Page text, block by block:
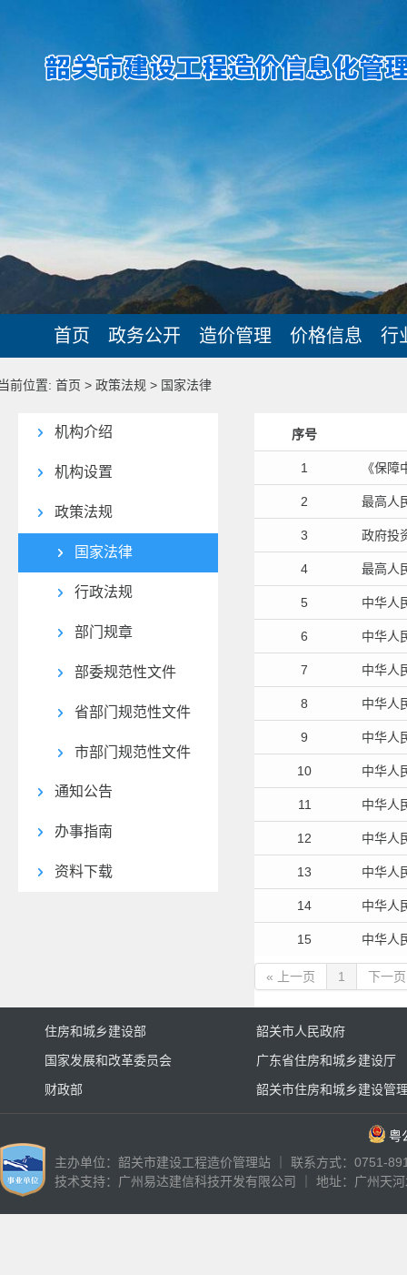
首页 政务公开 造价管理 价格信息 行
前位置: 首页 > 政策法规 > 国家法律
机构介绍
机构设置
政策法规
国家法律
行政法规
部门规章
部委规范性文件
省部门规范性文件
市部门规范性文件
通知公告
办事指南
资料下载
序号
1 《保
2 最高人
3 政府投
4 最高人
5 中华人
6 中华人
7 中华人
8 中华人
9 中华人
10 中华人
11 中华人
12 中华人
13 中华人
14 中华人
15 中华人
« 上一页 1 下一
住房和城乡建设部
国家发展和改革委员会
财政部
韶关市人民政府
广东省住房和城乡建设厅
韶关市住房和城乡建设管
粤
主办单位：韶关市建设工程造价管理站 ｜ 联系方式：0751-
技术支持： 广州易达建信科技开发有限公司 ｜ 地址：广州天